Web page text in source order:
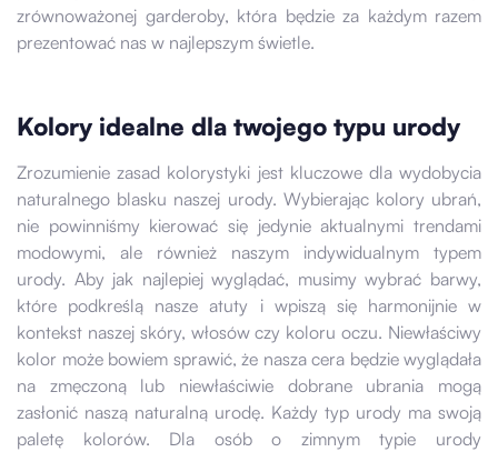
zrównoważonej garderoby, która będzie za każdym razem
prezentować nas w najlepszym świetle.
Kolory idealne dla twojego typu urody
Zrozumienie zasad kolorystyki jest kluczowe dla wydobycia
naturalnego blasku naszej urody. Wybierając kolory ubrań,
nie powinniśmy kierować się jedynie aktualnymi trendami
modowymi, ale również naszym indywidualnym typem
urody. Aby jak najlepiej wyglądać, musimy wybrać barwy,
które podkreślą nasze atuty i wpiszą się harmonijnie w
kontekst naszej skóry, włosów czy koloru oczu. Niewłaściwy
kolor może bowiem sprawić, że nasza cera będzie wyglądała
na zmęczoną lub niewłaściwie dobrane ubrania mogą
zasłonić naszą naturalną urodę. Każdy typ urody ma swoją
paletę kolorów. Dla osób o zimnym typie urody